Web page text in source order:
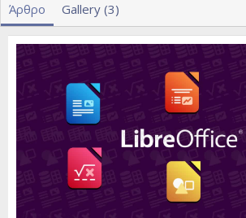
h
o
r
l
i
s
Άρθρο Gallery (3)